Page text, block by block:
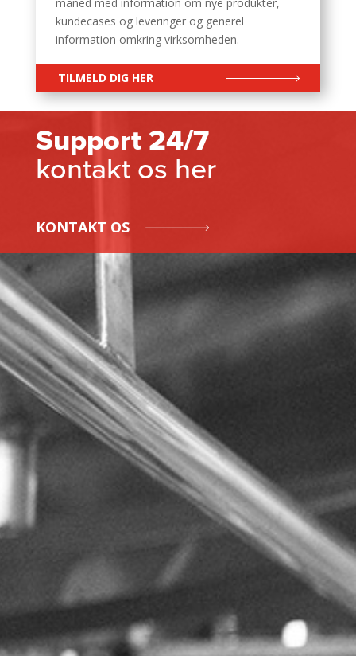
kundecases og leveringer og generel
information omkring virksomheden.
TILMELD DIG HER
Support 24/7
kontakt os her
KONTAKT OS